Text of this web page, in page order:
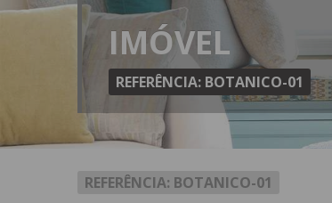
IMÓVEL
REFERÊNCIA: BOTANICO-01
REFERÊNCIA: BOTANICO-01